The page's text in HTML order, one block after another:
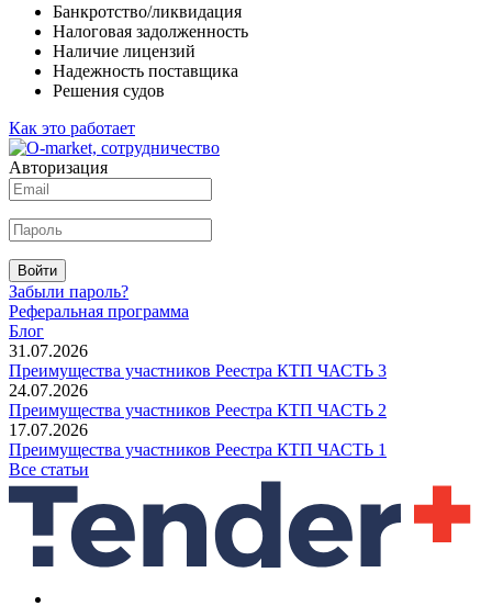
Банкротство/ликвидация
Налоговая задолженность
Наличие лицензий
Надежность поставщика
Решения судов
Как это работает
Авторизация
Войти
Забыли пароль?
Реферальная программа
Блог
31.07.2026
Преимущества участников Реестра КТП ЧАСТЬ 3
24.07.2026
Преимущества участников Реестра КТП ЧАСТЬ 2
17.07.2026
Преимущества участников Реестра КТП ЧАСТЬ 1
Все статьи